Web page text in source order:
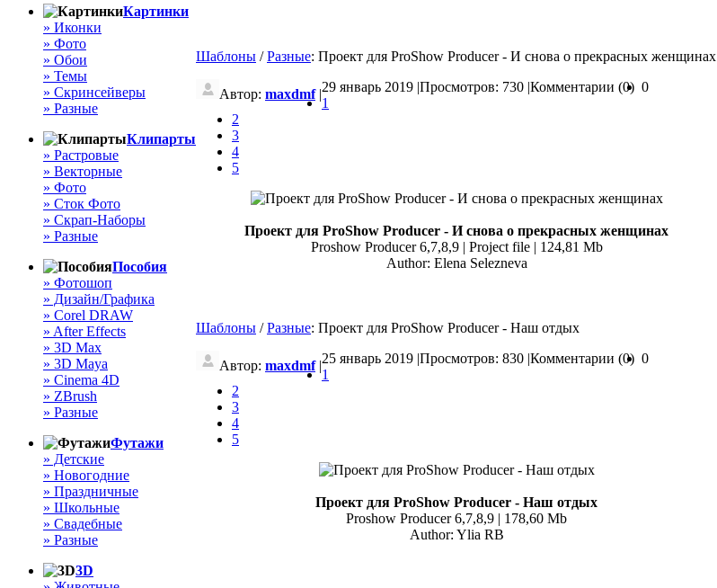
Картинки
» Иконки
» Фото
» Обои
» Темы
» Скринсейверы
» Разные
Клипарты
» Растровые
» Векторные
» Фото
» Сток Фото
» Скрап-Наборы
» Разные
Пособия
» Фотошоп
» Дизайн/Графика
» Corel DRAW
» After Effects
» 3D Max
» 3D Maya
» Cinema 4D
» ZBrush
» Разные
Футажи
» Детские
» Новогодние
» Праздничные
» Школьные
» Свадебные
» Разные
3D
Шаблоны /Разные: Проект для ProShow Producer - И снова о прекрасных женщинах
Автор: maxdmf|29 январь 2019 |Просмотров: 730 |Комментарии (0) 0
1
2
3
4
5
Проект для ProShow Producer - И снова о прекрасных женщинах
Proshow Producer 6,7,8,9 | Project file | 124,81 Mb
Author: Elena Selezneva
Шаблоны /Разные: Проект для ProShow Producer - Наш отдых
Автор: maxdmf|25 январь 2019 |Просмотров: 830 |Комментарии (0) 0
1
2
3
4
5
Проект для ProShow Producer - Наш отдых
Proshow Producer 6,7,8,9 | 178,60 Mb
Author: Ylia RB